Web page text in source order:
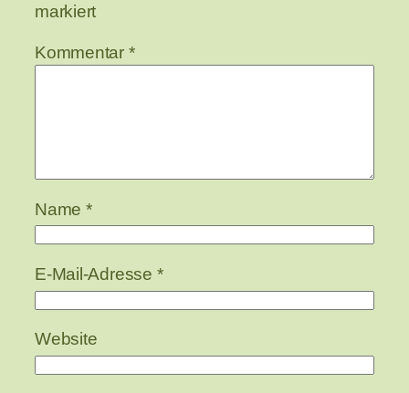
markiert
Kommentar *
Name *
E-Mail-Adresse *
Website